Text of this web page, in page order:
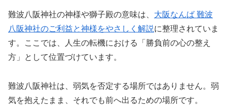
難波八阪神社の神様や獅子殿の意味は、 大阪なんば 難波
八阪神社のご利益と神様をやさしく解説に整理されていま
す。ここでは、人生の転機における「勝負前の心の整え
方」として位置づけています。
難波八阪神社は、弱気を否定する場所ではありません。弱
気を抱えたまま、それでも前へ出るための場所です。